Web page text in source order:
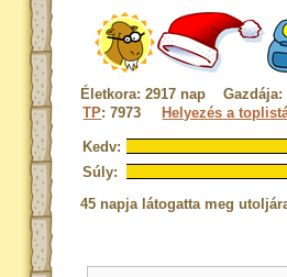
Életkora: 2917 nap Gazdája:
TP: 7973 Helyezés a
Kedv:
Súly:
45 napja látogatta meg